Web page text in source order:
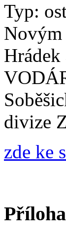
Typ:
Novým
Hrádek
divize
zde ke
Příloha